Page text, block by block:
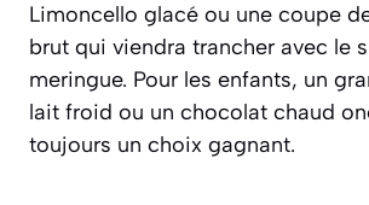
Limoncello glacé ou une coupe
brut qui viendra trancher avec le
meringue. Pour les enfants, un
lait froid ou un chocolat chaud
toujours un choix gagnant.